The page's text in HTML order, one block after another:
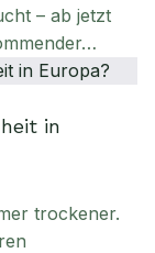
– ab jetzt
in
trockener.